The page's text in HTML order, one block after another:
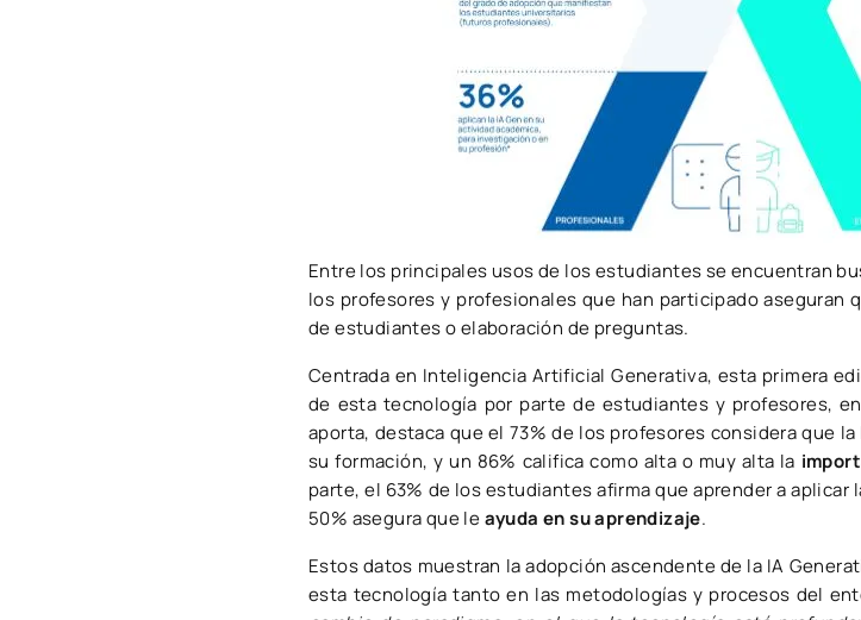
Entre los principales usos de los estudiantes se encuentran
los profesores y profesionales que han participado aseguran
de estudiantes o elaboración de preguntas.
Centrada en Inteligencia Artificial Generativa, esta primera
de esta tecnología por parte de estudiantes y profesores,
aporta, destaca que el 73% de los profesores considera que
su formación, y un 86% califica como alta o muy alta la
parte, el 63% de los estudiantes afirma que aprender a aplicar
50% asegura que leayuda en su aprendizaje.
Estos datos muestran la adopción ascendente de la IA
esta tecnología tanto en las metodologías y procesos del